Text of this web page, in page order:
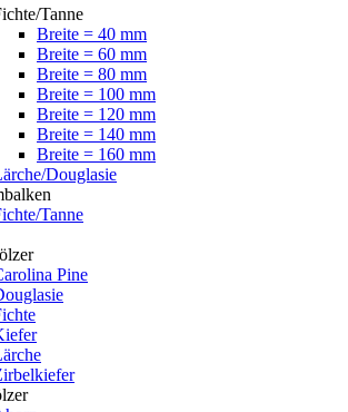
Tanne
Breite = 40 mm
Breite = 60 mm
Breite = 80 mm
Breite = 100 mm
Breite = 120 mm
Breite = 140 mm
Breite = 160 mm
Douglasie
Tanne
Pine